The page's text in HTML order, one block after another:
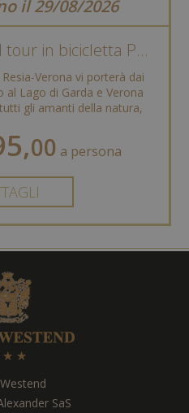
il 29/08/2026
1 notte / 2 giorni - Il tour in bicicletta Passo Resia-Verona
Verona vi porterà dai
al Lago di Garda e Verona
gli amanti della natura,
00 a persona
SaS